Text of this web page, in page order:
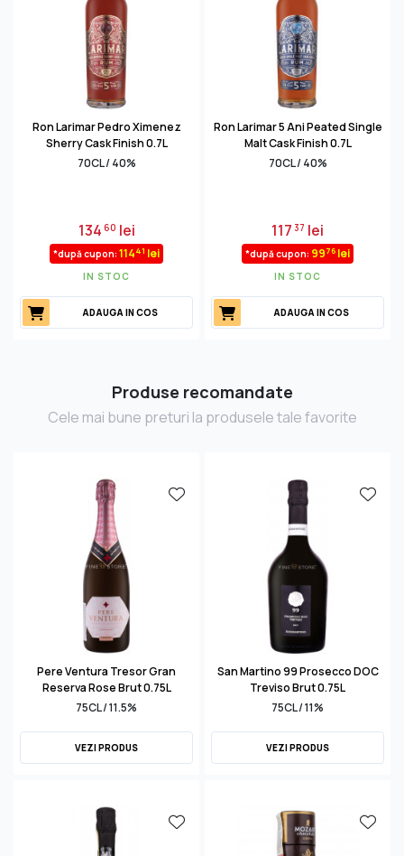
Ron Larimar Pedro Ximenez
Sherry Cask Finish 0.7L
70CL / 40%
13460 lei
*după cupon: 11441 lei
IN STOC
ADAUGA IN COS
Ron Larimar 5 Ani Peated Single
Malt Cask Finish 0.7L
70CL / 40%
117 37 lei
*după cupon: 9976 lei
IN STOC
ADAUGA IN COS
Produse recomandate
Cele mai bune preturi la produsele tale favorite
Pere Ventura Tresor Gran
Reserva Rose Brut 0.75L
75CL / 11.5%
VEZI PRODUS
San Martino 99 Prosecco DOC
Treviso Brut 0.75L
75CL / 11%
VEZI PRODUS